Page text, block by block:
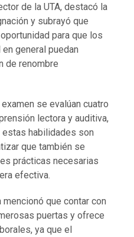
de la UTA, destacó la
y subrayó que
para que los
general puedan
de renombre
se evalúan cuatro
lectora y auditiva,
habilidades son
que también se
prácticas necesarias
efectiva.
que contar con
puertas y ofrece
ya que el